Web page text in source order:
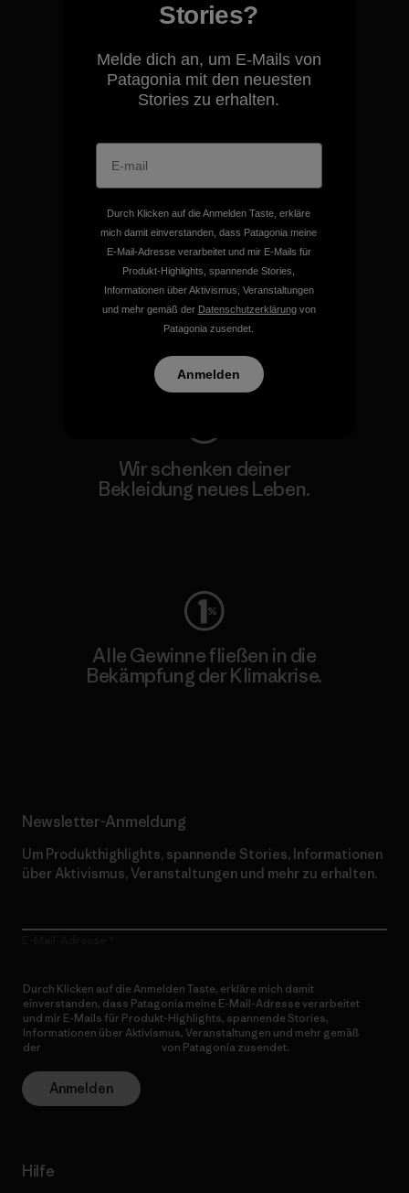
Wir übernehmen
Verantwortung für unsere
Unser Fußabdruck
Wir unterstützen Klima- und
Umweltschutzgruppen.
Besuche Patagonia Action Works
Wir schenken deiner
Bekleidung neues Leben.
Alle Gewinne fließen in die
Bekämpfung der Klimakrise.
Newsletter-Anmeldung
Um Produkthighlights, spannende Stories, Informationen
über Aktivismus, Veranstaltungen und mehr zu erhalten.
Durch Klicken auf die Anmelden Taste, erkläre mich damit
einverstanden, dass Patagonia meine E-Mail-Adresse verarbeitet
und mir E-Mails für Produkt-Highlights, spannende Stories,
Informationen über Aktivismus, Veranstaltungen und mehr gemäß
der
von Patagonia zusendet.
Anmelden
Hilfe
Stories?
Melde dich an, um E-Mails von
Patagonia mit den neuesten
Stories zu erhalten.
Durch Klicken auf die Anmelden Taste, erkläre
mich damit einverstanden, dass Patagonia meine
E-Mail-Adresse verarbeitet und mir E-Mails für
Produkt-Highlights, spannende Stories,
Informationen über Aktivismus, Veranstaltungen
und mehr gemäß der Datenschutzerklärungvon
Patagonia zusendet.
Anmelden